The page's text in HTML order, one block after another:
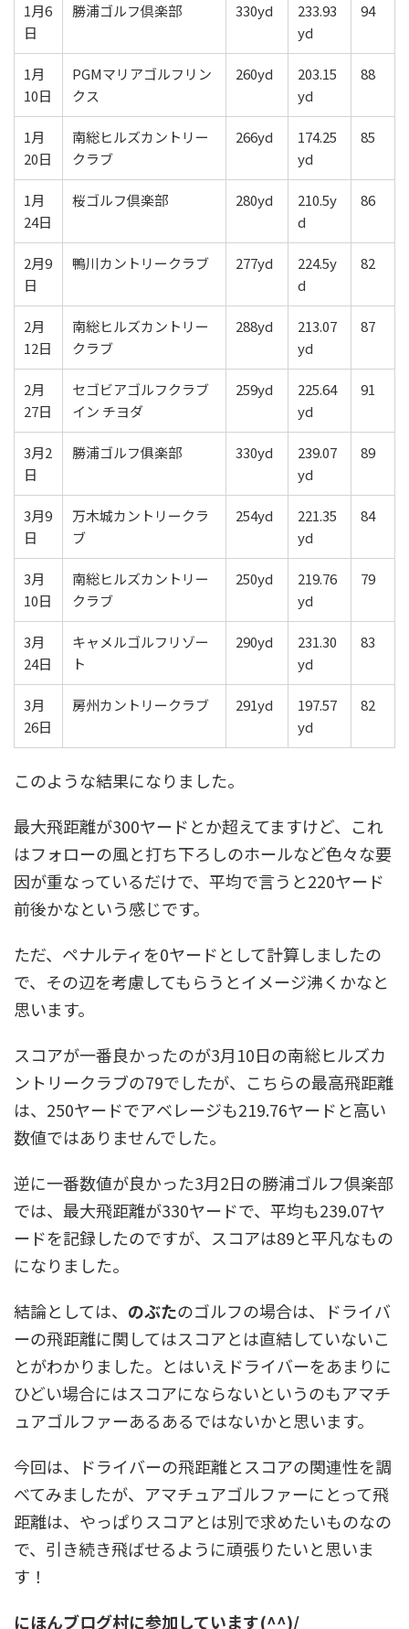
1月6
日
勝浦ゴルフ倶楽部 330yd
233.93
yd
94
1月
10日
PGMマリアゴルフリン
クス
260yd
203.15
yd
88
1月
20日
南総ヒルズカントリー
クラブ
266yd
174.25
yd
85
1月
24日
桜ゴルフ倶楽部 280yd
210.5y
d
86
2月9
日
鴨川カントリークラブ 277yd
224.5y
d
82
2月
12日
南総ヒルズカントリー
クラブ
288yd
213.07
yd
87
2月
27日
セゴビアゴルフクラブ
イン チヨダ
259yd
225.64
yd
91
3月2
日
勝浦ゴルフ俱楽部 330yd
239.07
yd
89
3月9
日
万木城カントリークラ
ブ
254yd
221.35
yd
84
3月
10日
南総ヒルズカントリー
クラブ
250yd
219.76
yd
79
3月
24日
キャメルゴルフリゾー
ト
290yd
231.30
yd
83
3月
26日
房州カントリークラブ 291yd
197.57
yd
82
このような結果になりました。
最大飛距離が300ヤードとか超えてますけど、これ
はフォローの風と打ち下ろしのホールなど色々な要
因が重なっているだけで、平均で言うと220ヤード
前後かなという感じです。
ただ、ペナルティを0ヤードとして計算しましたの
で、その辺を考慮してもらうとイメージ沸くかなと
思います。
スコアが一番良かったのが3月10日の南総ヒルズカ
ントリークラブの79でしたが、こちらの最高飛距離
は、250ヤードでアベレージも219.76ヤードと高い
数値ではありませんでした。
逆に一番数値が良かった3月2日の勝浦ゴルフ倶楽部
では、最大飛距離が330ヤードで、平均も239.07ヤ
ードを記録したのですが、スコアは89と平凡なもの
になりました。
結論としては、 のぶたのゴルフの場合は、ドライバ
ーの飛距離に関してはスコアとは直結していないこ
とがわかりました。とはいえドライバーをあまりに
ひどい場合にはスコアにならないというのもアマチ
ュアゴルファーあるあるではないかと思います。
今回は、ドライバーの飛距離とスコアの関連性を調
べてみましたが、アマチュアゴルファーにとって飛
距離は、やっぱりスコアとは別で求めたいものなの
で、引き続き飛ばせるように頑張りたいと思いま
す！
にほんブログ村に参加しています(^^)/